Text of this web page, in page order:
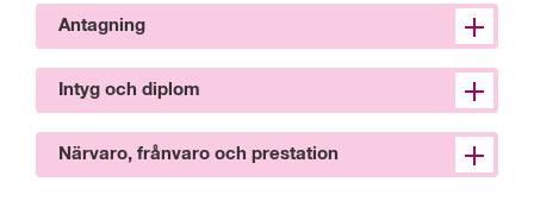
Antagning
Intyg och diplom
Närvaro, frånvaro och prestation